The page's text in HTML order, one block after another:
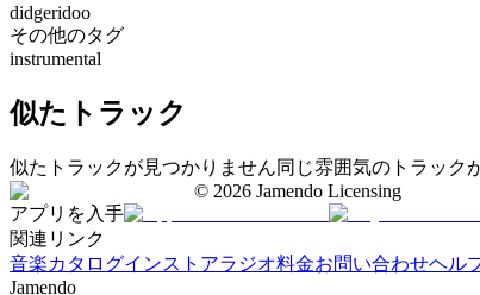
didgeridoo
その他のタグ
instrumental
似たトラック
似たトラックが見つかりません同じ雰囲気のトラック
© 2026 Jamendo Licensing
アプリを入手
関連リンク
音楽カタログインストアラジオ料金お問い合わせヘル
Jamendo